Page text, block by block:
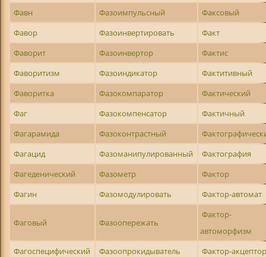
Фавн
Фазоимпульсный
Факсовый
Фавор
Фазоинвертировать
Факт
Фаворит
Фазоинвертор
Фактис
Фаворитизм
Фазоиндикатор
Фактитивный
Фаворитка
Фазокомпаратор
Фактический
Фаг
Фазокомпенсатор
Фактичный
Фагарамида
Фазоконтрастный
Фагацид
Фазоманипулированный
Фактография
Фагеденический
Фазометр
Фактор
Фагин
Фазомодулировать Фактор-автомат
Фаговый Фазоопережать
Фактор-
автоморфизм
Фагоспецифический
Фазоопрокидыватель
Фактор-